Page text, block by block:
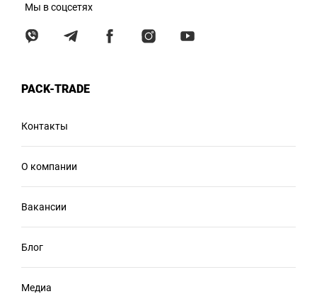
Мы в соцсетях
PACK-TRADE
Контакты
О компании
Вакансии
Блог
Медиа